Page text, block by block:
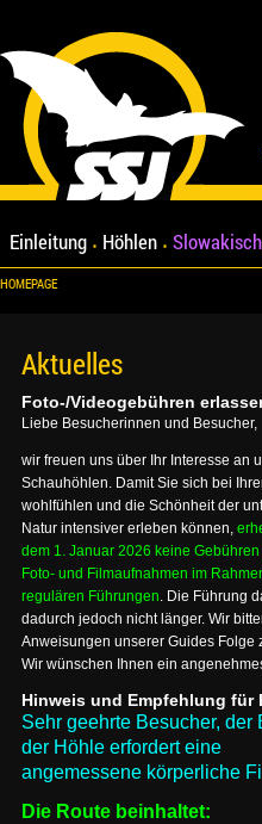
Einleitung Höhlen
HOMEPAGE
Aktuelles
Foto-/Videogebühren
Liebe Besucherinnen und Besucher,
wir freuen uns über Ihr Interesse an
Schauhöhlen. Damit Sie sich bei
wohlfühlen und die Schönheit der
Natur intensiver erleben können,
dem 1. Januar 2026 keine
Foto- und Filmaufnahmen im
regulären Führungen. Die Führung
dadurch jedoch nicht länger. Wir
Anweisungen unserer Guides Folge
Wir wünschen Ihnen ein
Hinweis und Empfehlung für
Sehr geehrte Besucher, der
der Höhle erfordert eine
angemessene körperliche
Die Route beinhaltet: